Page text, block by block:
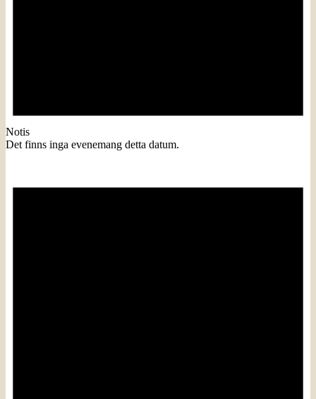
Notis
Det finns inga evenemang detta datum.